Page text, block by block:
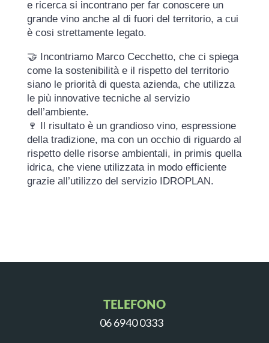
e ricerca si incontrano per far conoscere un
grande vino anche al di fuori del territorio, a cui
è cosi strettamente legato.
🤝 IncontriamoMarco Cecchetto, che ci spiega
come la sostenibilità e il rispetto del territorio
siano le priorità di questa azienda, che utilizza
le più innovative tecniche al servizio
dell’ambiente.
🍷 Il risultato è un grandioso vino, espressione
della tradizione, ma con un occhio di riguardo al
rispetto delle risorse ambientali, in primis quella
idrica, che viene utilizzata in modo efficiente
grazie all’utilizzo del servizio IDROPLAN.
TELEFONO
06 6940 0333